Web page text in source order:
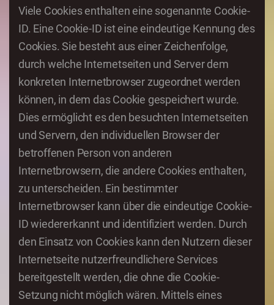
Viele Cookies enthalten eine sogenannte Cookie-
ID. Eine Cookie-ID ist eine eindeutige Kennung des
Cookies. Sie besteht aus einer Zeichenfolge,
durch welche Internetseiten und Server dem
konkreten Internetbrowser zugeordnet werden
können, in dem das Cookie gespeichert wurde.
Dies ermöglicht es den besuchten Internetseiten
und Servern, den individuellen Browser der
betroffenen Person von anderen
Internetbrowsern, die andere Cookies enthalten,
zu unterscheiden. Ein bestimmter
Internetbrowser kann über die eindeutige Cookie-
ID wiedererkannt und identifiziert werden. Durch
den Einsatz von Cookies kann den Nutzern dieser
Internetseite nutzerfreundlichere Services
bereitgestellt werden, die ohne die Cookie-
Setzung nicht möglich wären. Mittels eines